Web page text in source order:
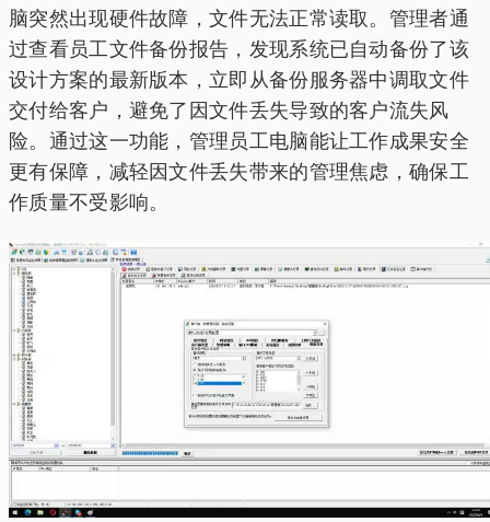
脑突然出现硬件故障，文件无法正常读取。管理者通
过查看员工文件备份报告，发现系统已自动备份了该
设计方案的最新版本，立即从备份服务器中调取文件
交付给客户，避免了因文件丢失导致的客户流失风
险。通过这一功能，管理员工电脑能让工作成果安全
更有保障，减轻因文件丢失带来的管理焦虑，确保工
作质量不受影响。